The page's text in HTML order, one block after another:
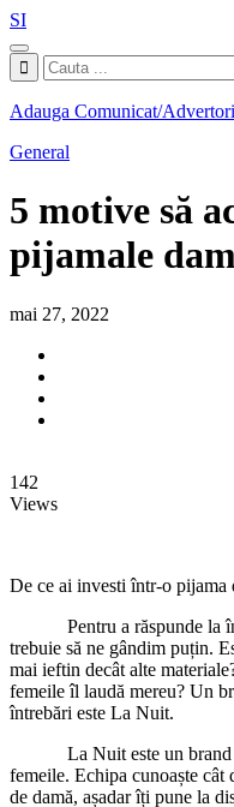
SI
Adauga Comunicat/
General
5 motive să
pijamale
mai 27, 2022
142
Views
De ce ai investi într-o pijama
Pentru a răspunde la
trebuie să ne gândim puțin.
mai ieftin decât alte
femeile îl laudă mereu? Un
întrebări este La Nuit.
La Nuit este un brand
femeile. Echipa cunoaște
de damă, așadar îți pune la